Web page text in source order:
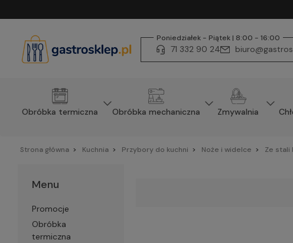
Poniedziałek - Piątek | 8:00 - 16:00
71 332 90 24
Obróbka termiczna Obróbka mechaniczna Zmywalnia
Strona główna Kuchnia Przybory do kuchni Noże i widelce Ze stali
Menu
Promocje
Obróbka
termiczna